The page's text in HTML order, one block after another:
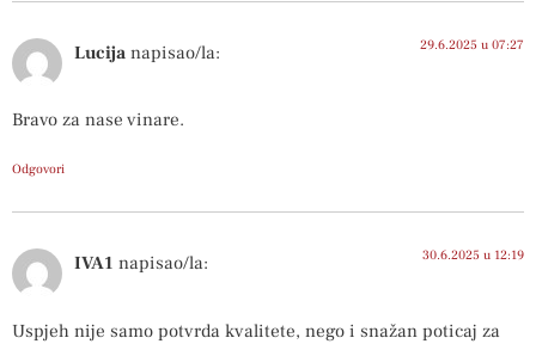
Lucija napisao/la: 29.6.2025 u 07:27
Bravo za nase vinare.
Odgovori
IVA1 napisao/la: 30.6.2025 u 12:19
Uspjeh nije samo potvrda kvalitete, nego i snažan poticaj za